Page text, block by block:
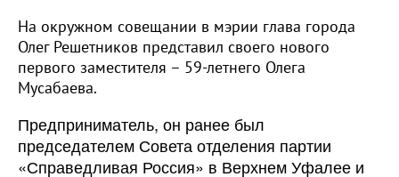
На окружном совещании в мэрии глава города
Олег Решетников представил своего нового
первого заместителя – 59-летнего Олега
Мусабаева.
Предприниматель, он ранее был
председателем Совета отделения партии
«Справедливая Россия» в Верхнем Уфалее и